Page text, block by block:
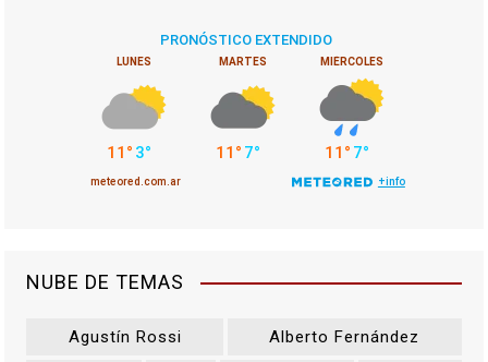
NUBE DE TEMAS
Agustín Rossi Alberto Fernández